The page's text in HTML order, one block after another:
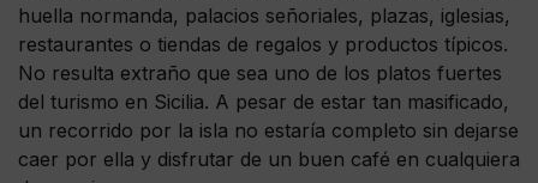
huella normanda, palacios señoriales, plazas, iglesias,
restaurantes o tiendas de regalos y productos típicos.
No resulta extraño que sea uno de los platos fuertes
del turismo en Sicilia. A pesar de estar tan masificado,
un recorrido por la isla no estaría completo sin dejarse
caer por ella y disfrutar de un buen café en cualquiera